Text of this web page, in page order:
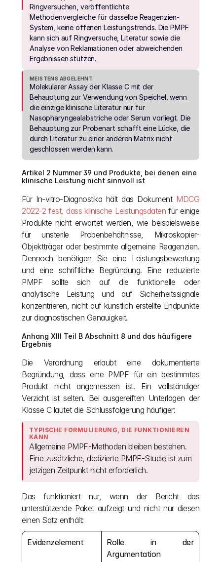
Ringversuchen, veröffentlichte
Methodenvergleiche für dasselbe Reagenzien-
System, keine offenen Leistungstrends. Die PMPF
kann sich auf Ringversuche, Literatur sowie die
Analyse von Reklamationen oder abweichenden
Ergebnissen stützen.
MEISTENS ABGELEHNT
Molekularer Assay der Klasse C mit der
Behauptung zur Verwendung von Speichel, wenn
die einzige klinische Literatur nur für
Nasopharyngealabstriche oder Serum vorliegt. Die
Behauptung zur Probenart schafft eine Lücke, die
durch Literatur zu einer anderen Matrix nicht
geschlossen werden kann.
Artikel 2 Nummer 39 und Produkte, bei denen eine
klinische Leistung nicht sinnvoll ist
Für In-vitro-Diagnostika hält das Dokument MDCG
2022-2 fest, dass klinische Leistungsdaten für einige
Produkte nicht erwartet werden, wie beispielsweise
für unsterile Probenbehältnisse, Mikroskopier-
Objektträger oder bestimmte allgemeine Reagenzien.
Dennoch benötigen Sie eine Leistungsbewertung
und eine schriftliche Begründung. Eine reduzierte
PMPF sollte sich auf die funktionelle oder
analytische Leistung und auf Sicherheitssignale
konzentrieren, nicht auf künstlich erstellte Endpunkte
zur diagnostischen Genauigkeit.
Anhang XIII Teil B Abschnitt 8 und das häufigere
Ergebnis
Die Verordnung erlaubt eine dokumentierte
Begründung, dass eine PMPF für ein bestimmtes
Produkt nicht angemessen ist. Ein vollständiger
Verzicht ist selten. Bei ausgereiften Unterlagen der
Klasse C lautet die Schlussfolgerung häufiger:
TYPISCHE FORMULIERUNG, DIE FUNKTIONIEREN
KANN
Allgemeine PMPF-Methoden bleiben bestehen.
Eine zusätzliche, dedizierte PMPF-Studie ist zum
jetzigen Zeitpunkt nicht erforderlich.
Das funktioniert nur, wenn der Bericht das
unterstützende Paket aufzeigt und nicht nur diesen
einen Satz enthält:
Evidenzelement
Rolle in der
Argumentation